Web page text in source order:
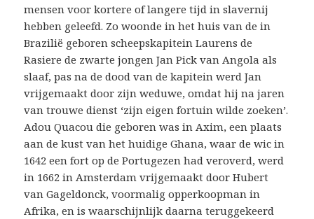
mensen voor kortere of langere tijd in slavernij
hebben geleefd. Zo woonde in het huis van de in
Brazilië geboren scheepskapitein Laurens de
Rasiere de zwarte jongen Jan Pick van Angola als
slaaf, pas na de dood van de kapitein werd Jan
vrijgemaakt door zijn weduwe, omdat hij na jaren
van trouwe dienst ‘zijn eigen fortuin wilde zoeken’.
Adou Quacou die geboren was in Axim, een plaats
aan de kust van het huidige Ghana, waar de wic in
1642 een fort op de Portugezen had veroverd, werd
in 1662 in Amsterdam vrijgemaakt door Hubert
van Gageldonck, voormalig opperkoopman in
Afrika, en is waarschijnlijk daarna teruggekeerd